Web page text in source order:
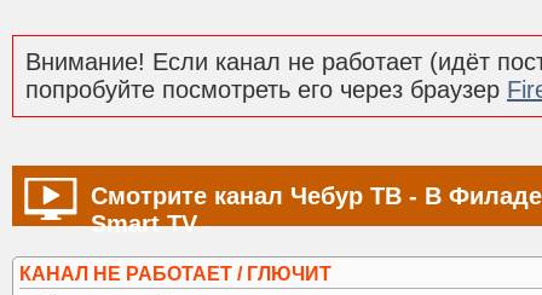
Внимание! Если канал не работает (идёт
попробуйте посмотреть его через браузер
Смотрите канал Чебур ТВ - В
Smart TV
КАНАЛ НЕ РАБОТАЕТ / ГЛЮЧИТ